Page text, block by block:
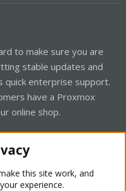
to make sure you are
stable updates and
quick enterprise support.
have a Proxmox
online shop.
this site work, and
experience.